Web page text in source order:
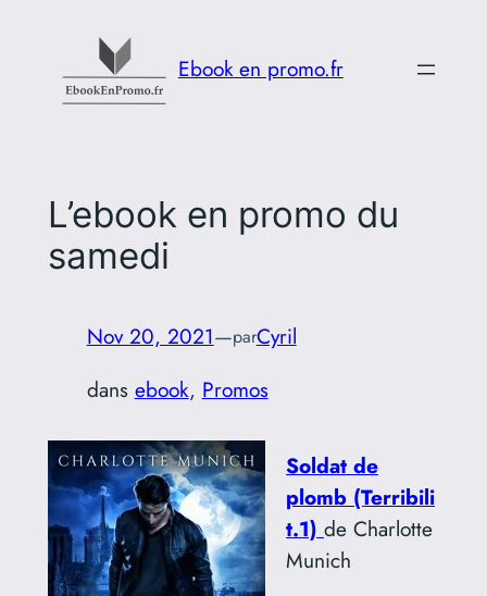
contenu
Ebook en promo.fr
L’ebook en promo du
samedi
Nov 20, 2021—parCyril
dans ebook, Promos
Soldat de
plomb (Terribili
t.1) de Charlotte
Munich